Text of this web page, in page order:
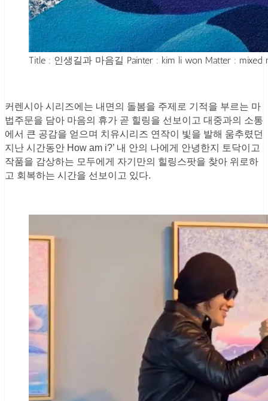
Title : 인생길과 마음길 Painter : kim li won Matter :
커렌시아 시리즈에는 내면의 돌봄을 주제로 기적을 부르는 마
법주문을 담아 마음의 휴가 곧 힐링을 선보이고 대중과의 소통
에서 큰 공감을 얻으며 치유시리즈 연작이 빛을 발해 움추렸던
지난 시간동안 How am i?’ 내 안의 나에게 안녕한지 토닥이고
작품을 감상하는 모두에게 자기만의 힐링스팟을 찾아 위로하
고 회복하는 시간을 선보이고 있다.